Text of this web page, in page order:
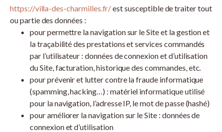
https://villa-des-charmilles.fr/est susceptible de traiter tout
ou partie des données :
pour permettre la navigation sur le Site et la gestion et
la traçabilité des prestations et services commandés
par l’utilisateur : données de connexion et d’utilisation
du Site, facturation, historique des commandes, etc.
pour prévenir et lutter contre la fraude informatique
(spamming, hacking…) : matériel informatique utilisé
pour la navigation, l’adresse IP, le mot de passe (hashé)
pour améliorer la navigation sur le Site : données de
connexion et d’utilisation